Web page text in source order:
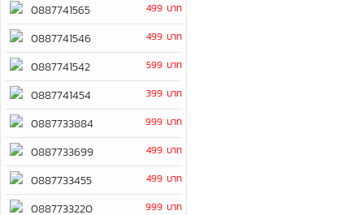
0887741565 499 บาท
0887741546 499 บาท
0887741542 599 บาท
0887741454 399 บาท
0887733884 999 บาท
0887733699 499 บาท
0887733455 499 บาท
0887733220 999 บาท